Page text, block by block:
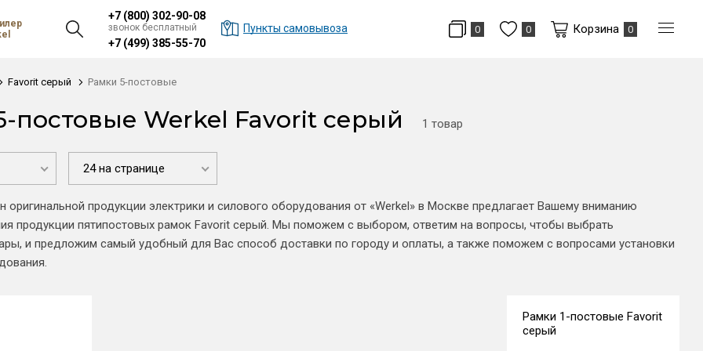
+7 (800) 302-90-08
звонок бесплатный
+7 (499) 385-55-70
Пункты самовывоза 0 0 Корзина 0
Favorit серый Рамки 5-постовые
постовые Werkel Favorit серый 1 товар
24 на странице
оригинальной продукции электрики и силового оборудования от «Werkel» в Москве предлагает Вашему вниманию
продукции пятипостовых рамок Favorit серый. Мы поможем с выбором, ответим на вопросы, чтобы выбрать
и предложим самый удобный для Вас способ доставки по городу и оплаты, а также поможем с вопросами установки
Рамки 1-постовые Favorit
серый